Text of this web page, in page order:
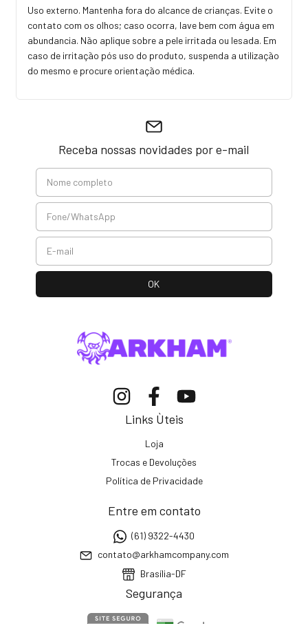
Uso externo. Mantenha fora do alcance de crianças. Evite o
contato com os olhos; caso ocorra, lave bem com água em
abundancia. Não aplique sobre a pele irritada ou lesada. Em
caso de irritação pós uso do produto, suspenda a utilização
do mesmo e procure orientação médica.
Receba nossas novidades por e-mail
Links Ùteis
Loja
Trocas e Devoluções
Política de Privacidade
Entre em contato
(61) 9322-4430
contato@arkhamcompany.com
Brasília-DF
Segurança